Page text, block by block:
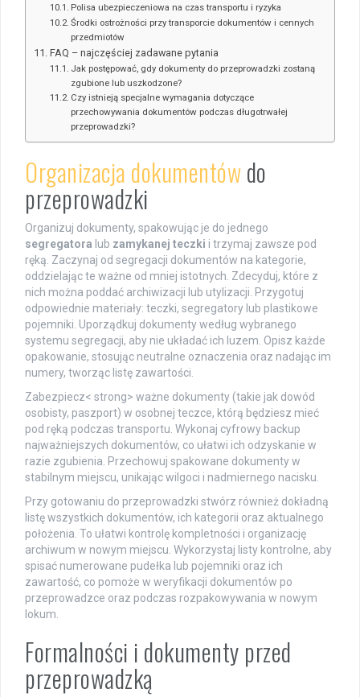
Polisa ubezpieczeniowa na czas transportu i ryzyka
Środki ostrożności przy transporcie dokumentów i cennych
przedmiotów
FAQ – najczęściej zadawane pytania
Jak postępować, gdy dokumenty do przeprowadzki zostaną
zgubione lub uszkodzone?
Czy istnieją specjalne wymagania dotyczące
przechowywania dokumentów podczas długotrwałej
przeprowadzki?
Organizacja dokumentówdo
przeprowadzki
Organizuj dokumenty, spakowując je do jednego
segregatora lub zamykanej teczki i trzymaj zawsze pod
ręką. Zaczynaj od segregacji dokumentów na kategorie,
oddzielając te ważne od mniej istotnych. Zdecyduj, które z
nich można poddać archiwizacji lub utylizacji. Przygotuj
odpowiednie materiały: teczki, segregatory lub plastikowe
pojemniki. Uporządkuj dokumenty według wybranego
systemu segregacji, aby nie układać ich luzem. Opisz każde
opakowanie, stosując neutralne oznaczenia oraz nadając im
numery, tworząc listę zawartości.
Zabezpiecz< strong> ważne dokumenty (takie jak dowód
osobisty, paszport) w osobnej teczce, którą będziesz mieć
pod ręką podczas transportu. Wykonaj cyfrowy backup
najważniejszych dokumentów, co ułatwi ich odzyskanie w
razie zgubienia. Przechowuj spakowane dokumenty w
stabilnym miejscu, unikając wilgoci i nadmiernego nacisku.
Przy gotowaniu do przeprowadzki stwórz również dokładną
listę wszystkich dokumentów, ich kategorii oraz aktualnego
położenia. To ułatwi kontrolę kompletności i organizację
archiwum w nowym miejscu. Wykorzystaj listy kontrolne, aby
spisać numerowane pudełka lub pojemniki oraz ich
zawartość, co pomoże w weryfikacji dokumentów po
przeprowadzce oraz podczas rozpakowywania w nowym
lokum.
Formalności i dokumenty przed
przeprowadzką